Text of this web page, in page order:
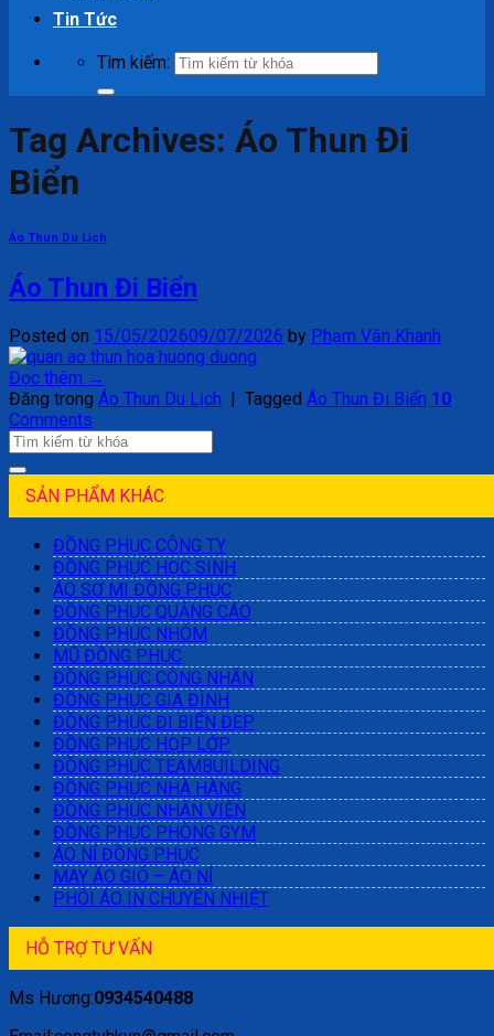
Tin Tức
Tìm kiếm:
Tag Archives: Áo Thun Đi
Biển
Áo Thun Du Lịch
Áo Thun Đi Biển
Posted on 15/05/202609/07/2026 by Phạm Văn Khanh
Đọc thêm →
Đăng trong Áo Thun Du Lịch Tagged Áo Thun Đi Biển 10
Comments
SẢN PHẨM KHÁC
ĐỒNG PHỤC CÔNG TY
ĐỒNG PHỤC HỌC SINH
ÁO SƠ MI ĐỒNG PHỤC
ĐỒNG PHỤC QUẢNG CÁO
ĐỒNG PHỤC NHÓM
MŨ ĐỒNG PHỤC
ĐỒNG PHỤC CÔNG NHÂN
ĐỒNG PHỤC GIA ĐÌNH
ĐỒNG PHỤC ĐI BIỂN ĐẸP
ĐỒNG PHỤC HỌP LỚP
ĐỒNG PHỤC TEAMBUILDING
ĐỒNG PHỤC NHÀ HÀNG
ĐỒNG PHỤC NHÂN VIÊN
ĐỒNG PHỤC PHÒNG GYM
ÁO NỈ ĐỒNG PHỤC
MAY ÁO GIÓ – ÁO NỈ
PHÔI ÁO IN CHUYỂN NHIỆT
HỖ TRỢ TƯ VẤN
Ms Hương:0934540488